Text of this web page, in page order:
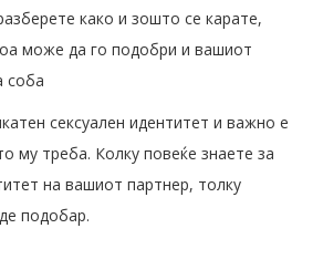
како и зошто се карате,
може да го подобри и вашиот
соба
сексуален идентитет и важно е
му треба. Колку повеќе знаете за
на вашиот партнер, толку
подобар.